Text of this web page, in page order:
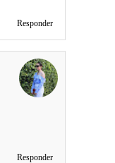
Responder
Responder